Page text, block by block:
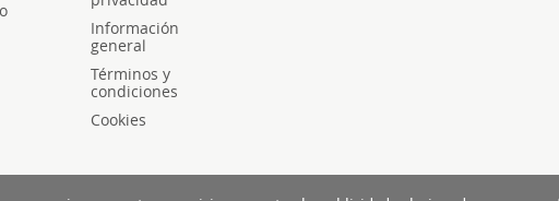
Información
general
Términos y
condiciones
Cookies